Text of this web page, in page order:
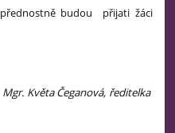
přednostně budou přijati žáci
Mgr. Květa Čeganová, ředitelka